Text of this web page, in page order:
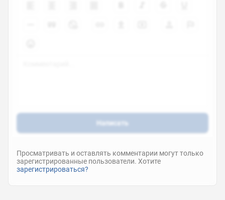
Написать
Просматривать и оставлять комментарии могут только
зарегистрированные пользователи. Хотите
зарегистрироваться?